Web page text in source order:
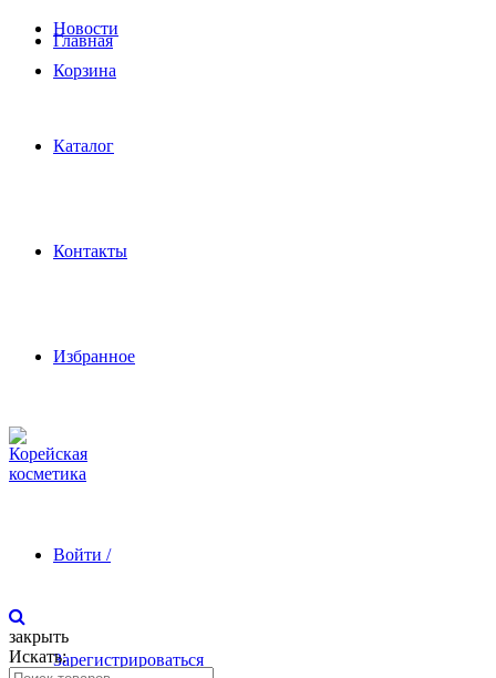
Новости
Корзина
Главная
Каталог
Контакты
Избранное
Войти /
Зарегистрироваться
закрыть
Искать: